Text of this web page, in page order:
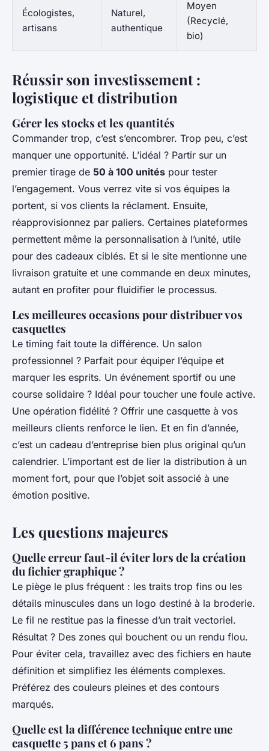
Écologistes,
artisans
Naturel,
authentique
Moyen
(Recyclé,
bio)
Réussir son investissement :
logistique et distribution
Gérer les stocks et les quantités
Commander trop, c’est s’encombrer. Trop peu, c’est
manquer une opportunité. L’idéal ? Partir sur un
premier tirage de 50 à 100 unités pour tester
l’engagement. Vous verrez vite si vos équipes la
portent, si vos clients la réclament. Ensuite,
réapprovisionnez par paliers. Certaines plateformes
permettent même la personnalisation à l’unité, utile
pour des cadeaux ciblés. Et si le site mentionne une
livraison gratuite et une commande en deux minutes,
autant en profiter pour fluidifier le processus.
Les meilleures occasions pour distribuer vos
casquettes
Le timing fait toute la différence. Un salon
professionnel ? Parfait pour équiper l’équipe et
marquer les esprits. Un événement sportif ou une
course solidaire ? Idéal pour toucher une foule active.
Une opération fidélité ? Offrir une casquette à vos
meilleurs clients renforce le lien. Et en fin d’année,
c’est un cadeau d’entreprise bien plus original qu’un
calendrier. L’important est de lier la distribution à un
moment fort, pour que l’objet soit associé à une
émotion positive.
Les questions majeures
Quelle erreur faut-il éviter lors de la création
du fichier graphique ?
Le piège le plus fréquent : les traits trop fins ou les
détails minuscules dans un logo destiné à la broderie.
Le fil ne restitue pas la finesse d’un trait vectoriel.
Résultat ? Des zones qui bouchent ou un rendu flou.
Pour éviter cela, travaillez avec des fichiers en haute
définition et simplifiez les éléments complexes.
Préférez des couleurs pleines et des contours
marqués.
Quelle est la différence technique entre une
casquette 5 pans et 6 pans ?